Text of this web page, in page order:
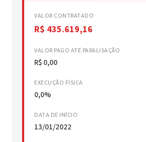
VALOR CONTRATADO
R$ 435.619,16
VALOR PAGO ATÉ PARALISAÇÃO
R$ 0,00
EXECUÇÃO FÍSICA
0,0%
DATA DE INÍCIO
13/01/2022